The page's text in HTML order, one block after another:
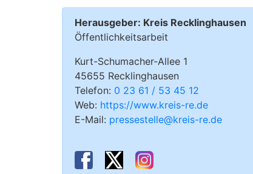
Herausgeber: Kreis Recklinghausen
Öffentlichkeitsarbeit
Kurt-Schumacher-Allee 1
45655 Recklinghausen
Telefon: 0 23 61 / 53 45 12
Web: https://www.kreis-re.de
E-Mail: pressestelle@kreis-re.de